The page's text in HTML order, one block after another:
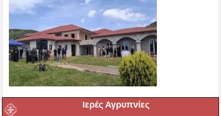
Ιερές Αγρυπνίες